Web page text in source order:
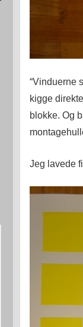
“Vinduerne
kigge
blokke. Og
Jeg lavede